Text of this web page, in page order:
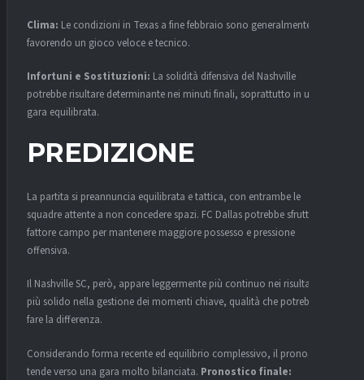
Clima: Le condizioni in Texas a fine febbraio sono generalmente miti,
favorendo un gioco veloce e tecnico.
Infortuni e Sostituzioni: La solidità difensiva del Nashville
potrebbe risultare determinante nei minuti finali, soprattutto in una
gara equilibrata.
PREDIZIONE
La partita si preannuncia equilibrata e tattica, con entrambe le
squadre attente a non concedere spazi. FC Dallas potrebbe sfruttare il
fattore campo per mantenere maggiore possesso e pressione
offensiva.
Il Nashville SC, però, appare leggermente più continuo nei risultati e
più solido nella gestione dei momenti chiave, qualità che potrebbe
fare la differenza.
Considerando forma recente ed equilibrio complessivo, il pronostico
tende verso una gara molto bilanciata. Pronostico finale: